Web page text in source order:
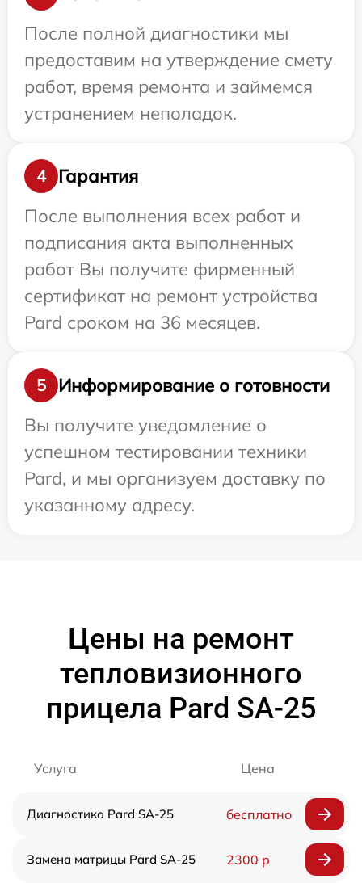
После полной диагностики мы
предоставим на утверждение смету
работ, время ремонта и займемся
устранением неполадок.
4
Гарантия
После выполнения всех работ и
подписания акта выполненных
работ Вы получите фирменный
сертификат на ремонт устройства
Pard сроком на 36 месяцев.
5
Информирование о готовности
Вы получите уведомление о
успешном тестировании техники
Pard, и мы организуем доставку по
указанному адресу.
Цены на ремонт
тепловизионного
прицела Pard SA-25
Услуга Цена
Диагностика Pard SA-25 бесплатно
Замена матрицы Pard SA-25 2300 р